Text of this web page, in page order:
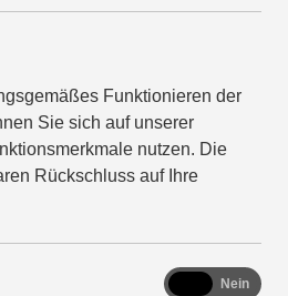
Funktionieren der
Sie sich auf unserer
nutzen. Die
Rückschluss auf Ihre
functional
Nein